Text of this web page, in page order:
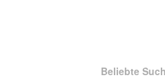
Beliebte